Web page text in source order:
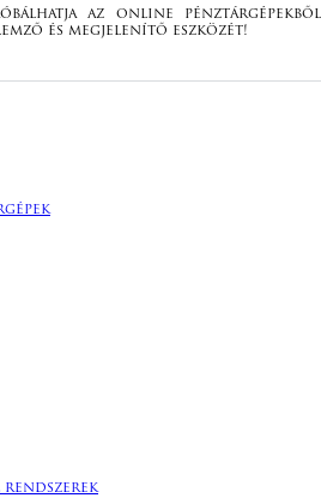
az online pénztárgépekből
és megjelenítő eszközét!
rendszerek